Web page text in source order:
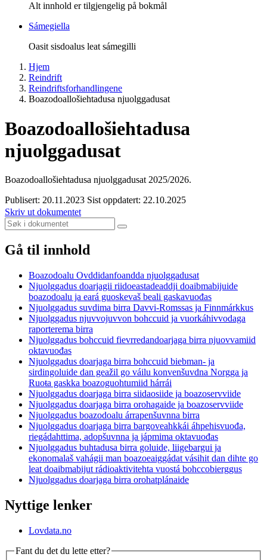
Alt innhold er tilgjengelig på bokmål
Sámegiella
Oasit sisdoalus leat sámegilli
Hjem
Reindrift
Reindriftsforhandlingene
Boazodoallošiehtadusa njuolggadusat
Boazodoallošiehtadusa
njuolggadusat
Boazodoallošiehtadusa njuolggadusat 2025/2026.
Publisert: 20.11.2023 Sist oppdatert: 22.10.2025
Skriv ut dokumentet
Gå til innhold
Boazodoalu Ovddidanfoandda njuolggadusat
Njuolggadus doarjagii riidoeastadeaddji doaibmabijuide
boazodoalu ja eará guoskevaš beali gaskavuođas
Njuolggadus suvdima birra Davvi-Romssas ja Finnmárkkus
Njuolggadus njuvvojuvvon bohccuid ja vuorkáhivvodaga
raporterema birra
Njuolggadus bohccuid fievrredandoarjaga birra njuovvamiid
oktavuođas
Njuolggadus doarjaga birra bohccuid biebman- ja
sirdingoluide dan geažil go váilu konvenšuvdna Norgga ja
Ruoŧa gaskka boazoguohtumiid hárrái
Njuolggadus doarjaga birra siidaosiide ja boazoservviide
Njuolggadus doarjaga birra orohagaide ja boazoservviide
Njuolggadus boazodoalu árrapenšuvnna birra
Njuolggadus doarjaga birra bargoveahkkái áhpehisvuođa,
riegádahttima, adopšuvnna ja jápmima oktavuođas
Njuolggadus buhtadusa birra goluide, liigebargui ja
ekonomalaš vahágii man boazoeaiggádat vásihit dan dihte go
leat doaibmabijut rádioaktivitehta vuostá bohccobierggus
Njuolggadus doarjaga birra orohatplánaide
Nyttige lenker
Lovdata.no
Fant du det du lette etter?